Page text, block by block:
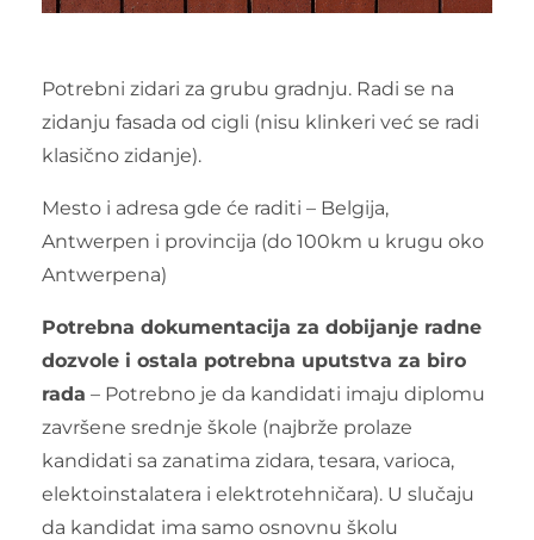
Potrebni zidari za grubu gradnju. Radi se na
zidanju fasada od cigli (nisu klinkeri već se radi
klasično zidanje).
Mesto i adresa gde će raditi – Belgija,
Antwerpen i provincija (do 100km u krugu oko
Antwerpena)
Potrebna dokumentacija za dobijanje radne
dozvole i ostala potrebna uputstva za biro
rada – Potrebno je da kandidati imaju diplomu
završene srednje škole (najbrže prolaze
kandidati sa zanatima zidara, tesara, varioca,
elektoinstalatera i elektrotehničara). U slučaju
da kandidat ima samo osnovnu školu